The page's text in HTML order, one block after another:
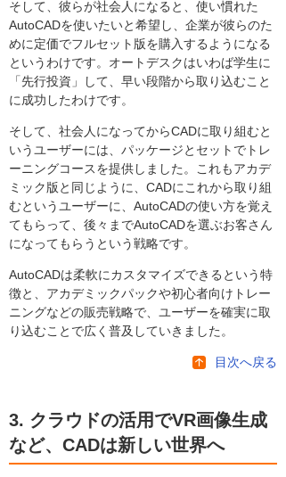
そして、彼らが社会人になると、使い慣れた
AutoCADを使いたいと希望し、企業が彼らのた
めに定価でフルセット版を購入するようになる
というわけです。オートデスクはいわば学生に
「先行投資」して、早い段階から取り込むこと
に成功したわけです。
そして、社会人になってからCADに取り組むと
いうユーザーには、パッケージとセットでトレ
ーニングコースを提供しました。これもアカデ
ミック版と同じように、CADにこれから取り組
むというユーザーに、AutoCADの使い方を覚え
てもらって、後々までAutoCADを選ぶお客さん
になってもらうという戦略です。
AutoCADは柔軟にカスタマイズできるという特
徴と、アカデミックパックや初心者向けトレー
ニングなどの販売戦略で、ユーザーを確実に取
り込むことで広く普及していきました。
目次へ戻る
3. クラウドの活用でVR画像生成
など、CADは新しい世界へ